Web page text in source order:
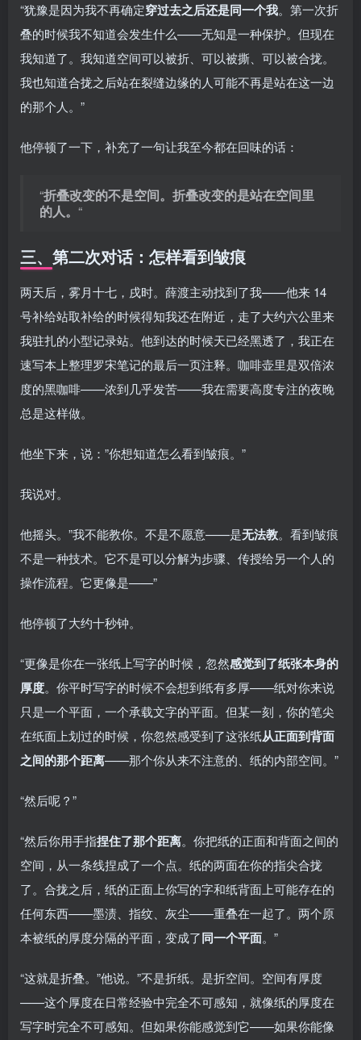
“犹豫是因为我不再确定穿过去之后还是同一个我。第一次折
叠的时候我不知道会发生什么——无知是一种保护。但现在
我知道了。我知道空间可以被折、可以被撕、可以被合拢。
我也知道合拢之后站在裂缝边缘的人可能不再是站在这一边
的那个人。”
他停顿了一下，补充了一句让我至今都在回味的话：
“折叠改变的不是空间。折叠改变的是站在空间里
的人。 “
三、第二次对话：怎样看到皱痕
两天后，雾月十七，戌时。薛渡主动找到了我——他来 14
号补给站取补给的时候得知我还在附近，走了大约六公里来
我驻扎的小型记录站。他到达的时候天已经黑透了，我正在
速写本上整理罗宋笔记的最后一页注释。咖啡壶里是双倍浓
度的黑咖啡——浓到几乎发苦——我在需要高度专注的夜晚
总是这样做。
他坐下来，说：”你想知道怎么看到皱痕。”
我说对。
他摇头。”我不能教你。不是不愿意——是无法教。看到皱痕
不是一种技术。它不是可以分解为步骤、传授给另一个人的
操作流程。它更像是——”
他停顿了大约十秒钟。
“更像是你在一张纸上写字的时候，忽然感觉到了纸张本身的
厚度。你平时写字的时候不会想到纸有多厚——纸对你来说
只是一个平面，一个承载文字的平面。但某一刻，你的笔尖
在纸面上划过的时候，你忽然感受到了这张纸从正面到背面
之间的那个距离——那个你从来不注意的、纸的内部空间。”
“然后呢？”
“然后你用手指捏住了那个距离。你把纸的正面和背面之间的
空间，从一条线捏成了一个点。纸的两面在你的指尖合拢
了。合拢之后，纸的正面上你写的字和纸背面上可能存在的
任何东西——墨渍、指纹、灰尘——重叠在一起了。两个原
本被纸的厚度分隔的平面，变成了同一个平面。”
“这就是折叠。”他说。”不是折纸。是折空间。空间有厚度
——这个厚度在日常经验中完全不可感知，就像纸的厚度在
写字时完全不可感知。但如果你能感觉到它——如果你能像